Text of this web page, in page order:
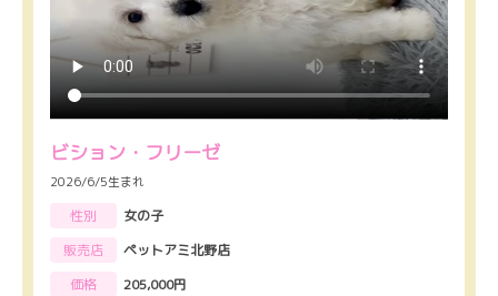
ビション・フリーゼ
2026/6/5生まれ
性別
女の子
販売店
ペットアミ北野店
価格
205,000円